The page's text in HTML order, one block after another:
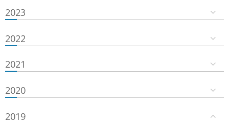
2023
2022
2021
2020
2019